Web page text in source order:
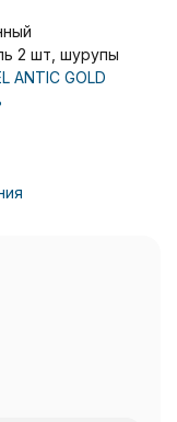
2 шт, шурупы
ANTIC GOLD